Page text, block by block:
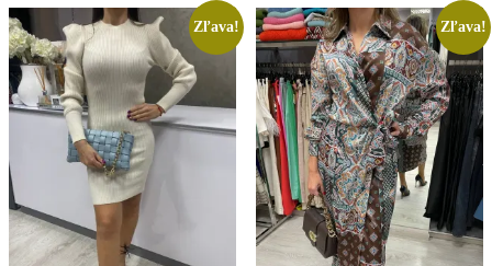
Zľava! Zľava!